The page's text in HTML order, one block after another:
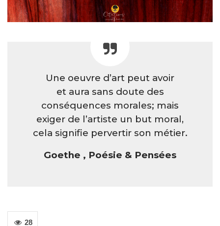
Une oeuvre d’art peut avoir
et aura sans doute des
conséquences morales; mais
exiger de l’artiste un but moral,
cela signifie pervertir son métier.
Goethe , Poésie & Pensées
28